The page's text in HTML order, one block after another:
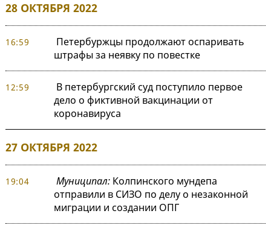
28 ОКТЯБРЯ 2022
16:59
Петербуржцы продолжают оспаривать
штрафы за неявку по повестке
12:59
В петербургский суд поступило первое
дело о фиктивной вакцинации от
коронавируса
27 ОКТЯБРЯ 2022
19:04 Муниципал:Колпинского мундепа
отправили в СИЗО по делу о незаконной
миграции и создании ОПГ